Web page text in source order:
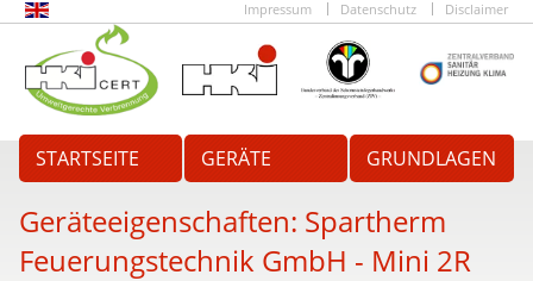
Impressum Datenschutz Disclaimer
STARTSEITE GERÄTE GRUNDLAGEN
Geräteeigenschaften: Spartherm
Feuerungstechnik GmbH - Mini 2R